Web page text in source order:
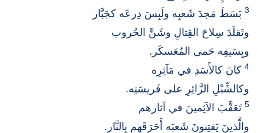
3 بَسَطَ مَجدَ شَعبِه ولَبِسَ دِرعَه كجَبَّار
وتَقلَدَ سِلاحَ القِتالِ وشَنَّ الحُروب
وبِسَيفِه حَمى المُعَسكَر.
4 كانَ كالأَسَدِ في مَآثِرِه
وكالشِّبْلِ الزَّائِرِ على فَريسَتِه.
5 تَعَقَّبَ الآثِمينَ في آثارهم
والَّذينَ يَفتِنونَ شَعبَه أَحَرَقَهم بِالنَّار.